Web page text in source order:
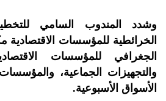
وشدد المندوب السامي
الخرائطية للمؤسسات
الجغرافي للمؤسسات
والتجهيزات الجماعية،
الأسواق الأسبوعية.